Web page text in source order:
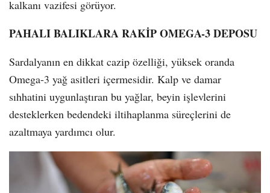
kalkanı vazifesi görüyor.
PAHALI BALIKLARA RAKİP OMEGA-3 DEPOSU
Sardalyanın en dikkat cazip özelliği, yüksek oranda
Omega-3 yağ asitleri içermesidir. Kalp ve damar
sıhhatini uygunlaştıran bu yağlar, beyin işlevlerini
desteklerken bedendeki iltihaplanma süreçlerini de
azaltmaya yardımcı olur.